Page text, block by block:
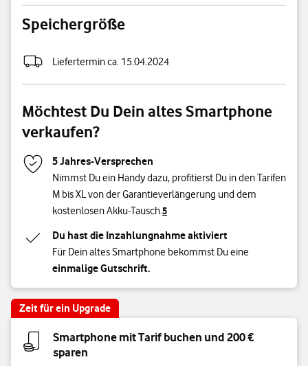
Farbe
Speichergröße
Speichergröße
Liefertermin ca. 15.04.2024
Möchtest Du Dein altes Smartphone
verkaufen?
5 Jahres-Versprechen
Nimmst Du ein Handy dazu, profitierst Du in den Tarifen
M bis XL von der Garantieverlängerung und dem
kostenlosen Akku-Tausch.5
Du hast die Inzahlungnahme aktiviert
Für Dein altes Smartphone bekommst Du eine
einmalige Gutschrift.
Zeit für ein Upgrade
Smartphone mit Tarif buchen und 200 €
sparen